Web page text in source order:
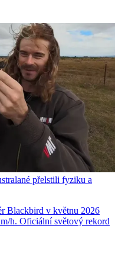
přelstili fyziku a
Blackbird v květnu 2026
h. Oficiální světový rekord